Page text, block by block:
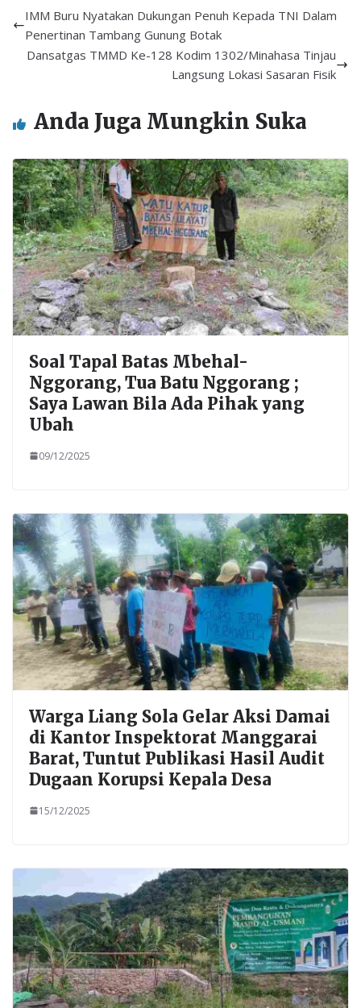
b
o
o
er l s
A
p
e
IMM Buru Nyatakan Dukungan Penuh Kepada TNI Dalam
Penertinan Tambang Gunung Botak
Dansatgas TMMD Ke-128 Kodim 1302/Minahasa Tinjau
Langsung Lokasi Sasaran Fisik
Anda Juga Mungkin Suka
Soal Tapal Batas Mbehal-
Nggorang, Tua Batu Nggorang ;
Saya Lawan Bila Ada Pihak yang
Ubah
09/12/2025
Warga Liang Sola Gelar Aksi Damai
di Kantor Inspektorat Manggarai
Barat, Tuntut Publikasi Hasil Audit
Dugaan Korupsi Kepala Desa
15/12/2025